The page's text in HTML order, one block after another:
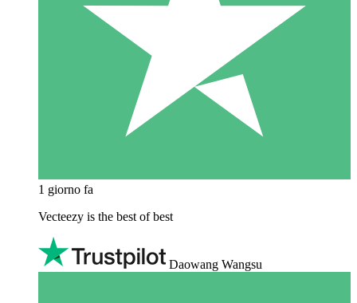
1 giorno fa
Vecteezy is the best of best
Daowang Wangsu